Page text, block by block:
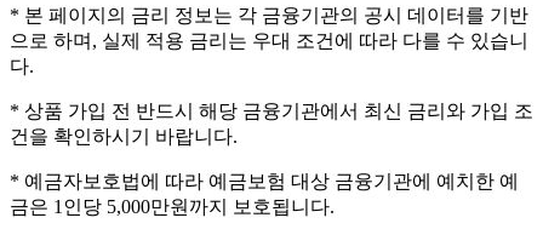
* 본 페이지의 금리 정보는 각 금융기관의 공시 데이터를 기반
으로 하며, 실제 적용 금리는 우대 조건에 따라 다를 수 있습니
다.
* 상품 가입 전 반드시 해당 금융기관에서 최신 금리와 가입 조
건을 확인하시기 바랍니다.
* 예금자보호법에 따라 예금보험 대상 금융기관에 예치한 예
금은 1인당 5,000만원까지 보호됩니다.